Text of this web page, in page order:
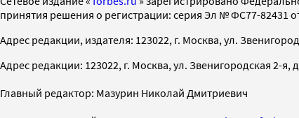
принятия решения о регистрации: серия Эл № ФС77-82431
Адрес редакции, издателя: 123022, г. Москва, ул.
Адрес редакции: 123022, г. Москва, ул. Звенигородская 2-я,
Главный редактор: Мазурин Николай Дмитриевич